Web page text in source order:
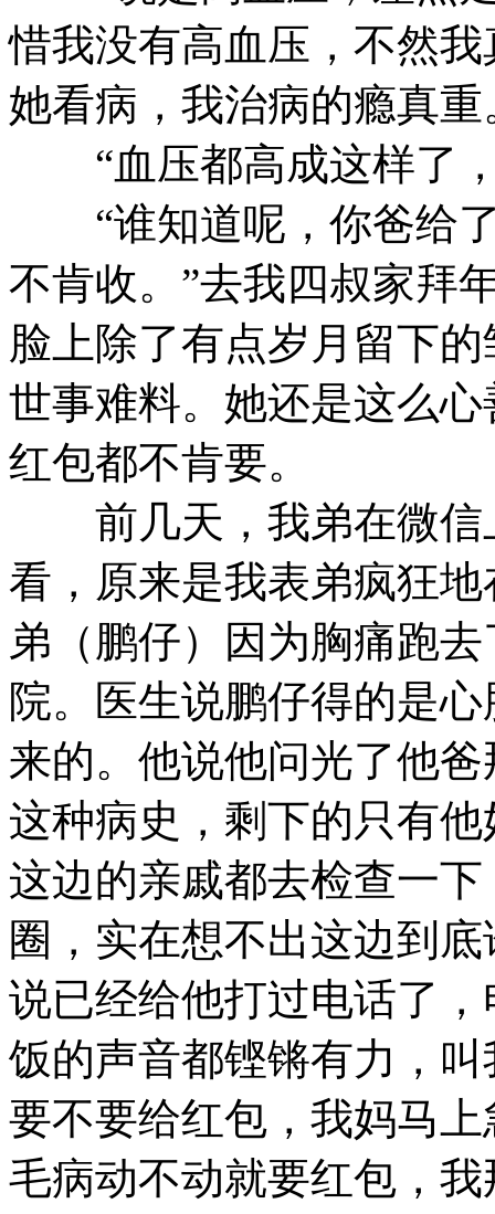
惜我没有高血压，不然
她看病，我治病的瘾真重
“血压都高成这样了，
“谁知道呢，你爸给了
不肯收。”去我四叔家拜
脸上除了有点岁月留下
世事难料。她还是这么
红包都不肯要。
前几天，我弟在微信
看，原来是我表弟疯狂
弟（鹏仔）因为胸痛跑
院。医生说鹏仔得的是
来的。他说他问光了他
这种病史，剩下的只有
这边的亲戚都去检查一
圈，实在想不出这边到
说已经给他打过电话了
饭的声音都铿锵有力，
要不要给红包，我妈马
毛病动不动就要红包，